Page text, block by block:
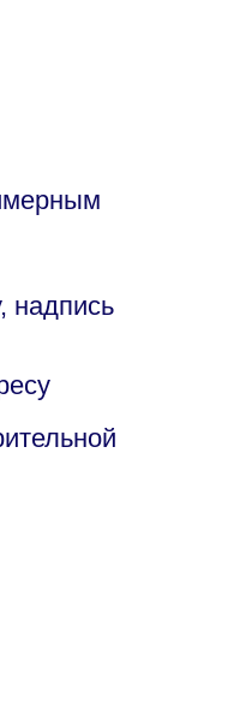
надпись